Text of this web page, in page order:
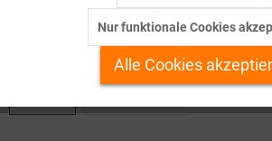
Welchen Download brauchen
s/w-Version
Personalisierung
Service
Nur funktionale Cookies
Alle Cookies